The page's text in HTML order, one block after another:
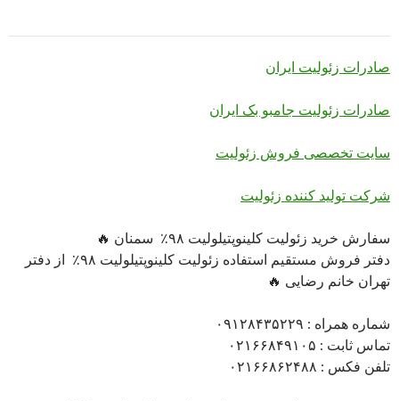
صادرات زئولیت ایران
صادرات زئولیت جامبو بک ایران
سایت تخصصی فروش زئولیت
شرکت تولید کننده زئولیت
سفارش خرید زئولیت کلینوپتیلولیت ۹۸٪ سمنان 🔥
دفتر فروش مستقیم استفاده زئولیت کلینوپتیلولیت ۹۸٪ از دفتر
تهران خانم رضایی 🔥
شماره همراه : ۰۹۱۲۸۴۳۵۲۲۹
تماس ثابت : ۰۲۱۶۶۸۴۹۱۰۵
تلفن فکس : ۰۲۱۶۶۸۶۲۴۸۸